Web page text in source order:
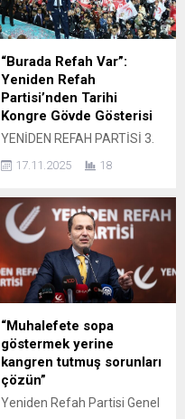
mezarını ziyaret ederken
görüntülendi. MHP Genel
Başkanı Devlet Bahçeli iki ay
aranın ardından Alparslan
Türkeş’in kabrini ziyaret...
“Burada Refah Var”:
Yeniden Refah
Partisi’nden Tarihi
Kongre Gövde Gösterisi
YENİDEN REFAH PARTİSİ 3.
KONGRESİ:ERBAKAN’DAN
ELEŞTİRİSİ, EKONOMİ VE
ADALETTE “İŞ BAŞA
DÜŞTÜ” MESAJI Yeniden
Refah Partisi, 3. Büyük
Kongresi’ni Ankara Arena
Spor Salonu’nda “İş Başa
Düştü” sloganıyla
gerçekleştirdi. Kongre,
binlerce partilinin katılımıyla
coşkulu bir atmosferde
yapılırken, Genel Başkan
Fatih Erbakan kürsüden
17.11.2025 18
“Muhalefete sopa
göstermek yerine
kangren tutmuş sorunları
çözün”
Yeniden Refah Partisi Genel